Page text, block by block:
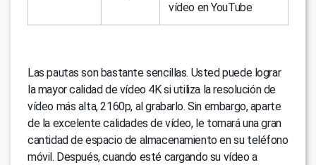
vídeo en YouTube
Las pautas son bastante sencillas. Usted puede lograr
la mayor calidad de vídeo 4K si utiliza la resolución de
vídeo más alta, 2160p, al grabarlo. Sin embargo, aparte
de la excelente calidades de vídeo, le tomará una gran
cantidad de espacio de almacenamiento en su teléfono
móvil. Después, cuando esté cargando su vídeo a